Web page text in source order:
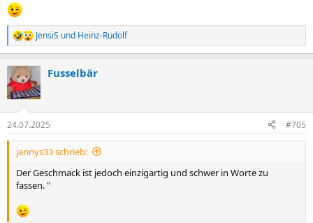
R
e
k
t
i
e
n
JensiS und Heinz-Rudolf
Fusselbär
24.07.2025 #705
jannys33 schrieb:
Der Geschmack ist jedoch einzigartig und schwer in Worte zu
fassen. "